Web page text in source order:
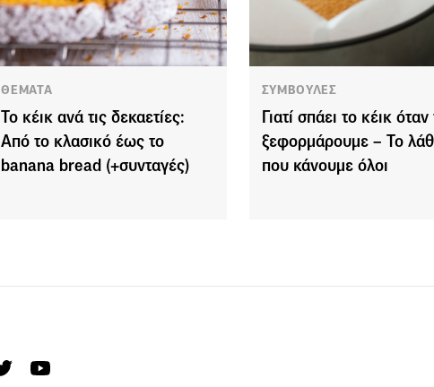
ΘΕΜΑΤΑ
Το κέικ ανά τις δεκαετίες:
Από το κλασικό έως το
banana bread (+συνταγές)
ΣΥΜΒΟΥΛΕΣ
Γιατί σπάει το κέικ όταν
ξεφορμάρουμε – Το
που κάνουμε όλοι